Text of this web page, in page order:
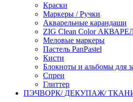
Краски
Маркеры / Ручки
Акварельные карандаши
ZIG Clean Color
Меловые маркеры
Пастель PanPastel
Кисти
Блокноты и альбомы для
Спреи
Глиттер
ПЭЧВОРК/ ДЕКУПАЖ/